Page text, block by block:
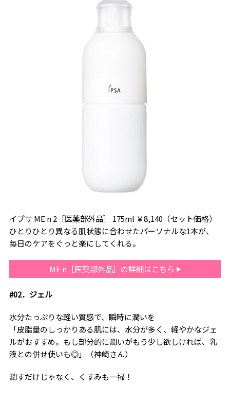
イプサ ME n 2［医薬部外品］ 175ml ￥8,140（セット価格）
ひとりひとり異なる肌状態に合わせたパーソナルな1本が、
毎日のケアをぐっと楽にしてくれる。
ME n［医薬部外品］の詳細はこちら
#02．ジェル
水分たっぷりな軽い質感で、瞬時に潤いを
「皮脂量のしっかりある肌には、水分が多く、軽やかなジェ
ルがおすすめ。もし部分的に潤いがもう少し欲しければ、乳
液との併せ使いも◎」（神崎さん）
潤すだけじゃなく、くすみも一掃！